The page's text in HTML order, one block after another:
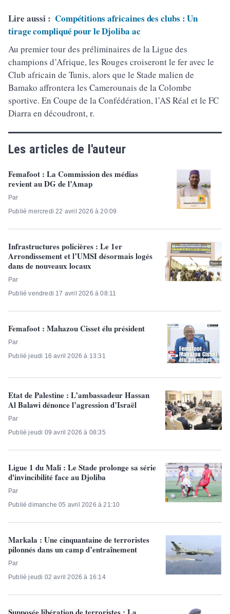
Lire aussi : Compétitions africaines des clubs : Un
tirage compliqué pour le Djoliba ac
Au premier tour des préliminaires de la Ligue des
champions d’Afrique, les Rouges croiseront le fer avec le
Club africain de Tunis, alors que le Stade malien de
Bamako affrontera les Camerounais de la Colombe
sportive. En Coupe de la Confédération, l’AS Réal et le FC
Diarra en découdront, r.
Les articles de l'auteur
Femafoot : La Commission des médias
revient au DG de l’Amap
Par
Publié mercredi 22 avril 2026 à 20:09
Infrastructures policières : Le 1er
Arrondissement et l’UMSI désormais logés
dans de nouveaux locaux
Par
Publié vendredi 17 avril 2026 à 08:11
Femafoot : Mahazou Cisset élu président
Par
Publié jeudi 16 avril 2026 à 13:31
Etat de Palestine : L’ambassadeur Hassan
Al Balawi dénonce l’agression d’Israël
Par
Publié jeudi 09 avril 2026 à 08:35
Ligue 1 du Mali : Le Stade prolonge sa série
d'invincibilité face au Djoliba
Par
Publié dimanche 05 avril 2026 à 21:10
Markala : Une cinquantaine de terroristes
pilonnés dans un camp d’entraînement
Par
Publié jeudi 02 avril 2026 à 16:14